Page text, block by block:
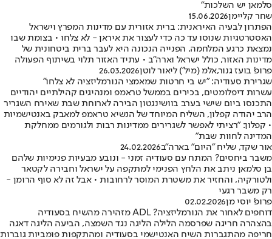
סלמאן יש השלכות"
שחר קליימן15.06.2026
הפתרון לבעיה האיראנית: ברית אזורית עם מדינות המפרץ וישראל
האסטרטגיות שנוסו עד כה כדי לעצור את איראן - לא צלחו • בצומת שבו
נמצאת כרגע המלחמה, הפנייה הנכונה היא לעבר ברית ביטחונית של
מדינות האזור, כולל ישראל וארה"ב • עתיד האזור תלוי בשיתוף הפעולה
פרופ' בועז גנור,אלמ (מיל') ליאור לוטן26.03.2026
שגרירת סעודיה: "יש בי חרטות שמאמצי הנורמליזציה לא צלחו"
עשרות דיפלומטים, בכירים בממשל טראמפ ומנהיגים קהילתיים יהודיים
התכנסו ביום שישי בערב בוושינגטון הבירה לארוחת שבת שאירח השגריר
הרב יהודה קפלון, השליח המיוחד של הנשיא טראמפ למאבק באנטישמיות
• קפלון: "רציתי לאפשר לשגרירים ממדינות רבות ולגורמים ממחלקת
המדינה לחוות שבת"
אור שקד, שליח "היום" בארה"ב24.02.2026
משבר ביחסים? המתח עם סעודיה זמני - ונובע מבעיות פנימיות שלהם
בן סלמאן ניתב את הלחץ הפנימי למתקפה על ישראל וחבירה לקטאר
ולטורקיה, והחזיר את משטרת המוסר לרחובות • אבל זה לא סוף הרומן -
רק משבר רגעי
פרופ' יוסי מן02.02.2026
דוחפים לאחור את הנורמליזציה? ADL מזהירה מהשיח בסעודיה
בהצהרה חריגה שפרסמה הלילה הליגה נגד השמצה, הביעה הליגה דאגה
חריפה מהתגברות השיח האנטישמי בסעודיה ומהתקפות פומביות גוברות